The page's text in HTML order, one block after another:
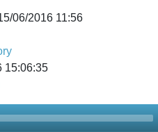
06/2016 11:56
15:06:35